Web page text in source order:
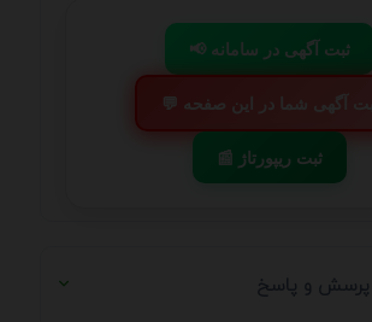
📢 ثبت آگهی در سامانه
💬 ثبت آگهی شما در این صفحه
📰 ثبت ریپورتاژ
پرسش و پاسخ